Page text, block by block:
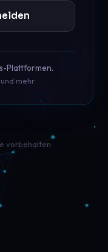
Plattformen.
und mehr
vorbehalten.